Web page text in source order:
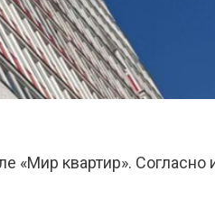
«Мир квартир». Согласно